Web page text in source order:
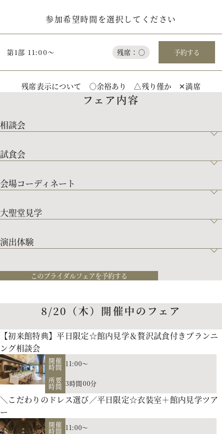
参加希望時間を選択してください
第1部 11:00～ 残席：○ 予約する
残席表示について ○余裕あり △残り僅か ✕満席
フェア内容
相談会
試食会
会場コーディネート
大聖堂見学
演出体験
このブライダルフェアを予約する
8/20（木）開催中のフェア
【初来館特典】平日限定☆館内見学＆贅沢試食付きプランニ
ング相談会
開催
時間 11:00～
所要
時間 3時間00分
＼こだわりのドレス選び／平日限定☆衣装室＋館内見学ツア
ー
開催
時間 11:00～